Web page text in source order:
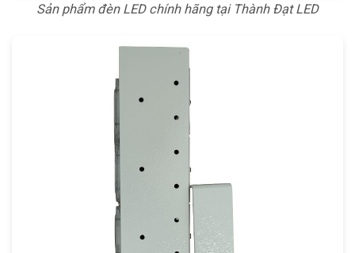
Sản phẩm đèn LED chính hãng tại Thành Đạt LED